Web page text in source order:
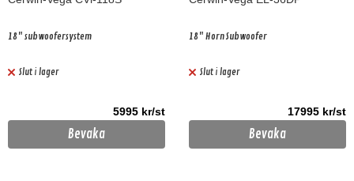
18" subwoofersystem
Slut i lager
5995 kr/st
Bevaka
18" Horn Subwoofer
Slut i lager
17995 kr/st
Bevaka